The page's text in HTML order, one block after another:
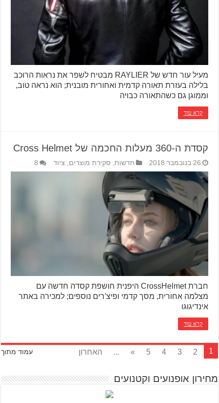
מעיל עור חדש של RAYLIER מבטיח לשפר את נראות הרוכב
בלילה בעזרת תאורה קדמית ואחורית מובנית; הוא נראה טוב,
וממוגן גם כשהתאורה כבויה
קרא עוד
קסדת ה-360 מעלות החכמה של Cross Helmet
26 בנובמבר 2018 חדשות ,סקירת מוצרים ציוד 8
חברת CrossHelmet היפנית חושפת קסדה חדשה עם
מצלמה אחורית, מסך קדמי ופיצ'רים נוספים; למכירה באתר
אינדיגוגו
קרא עוד
עמוד מתוך 1
2
3
4
5
»
... האחרון
מחירון אופנועים וקטנועים